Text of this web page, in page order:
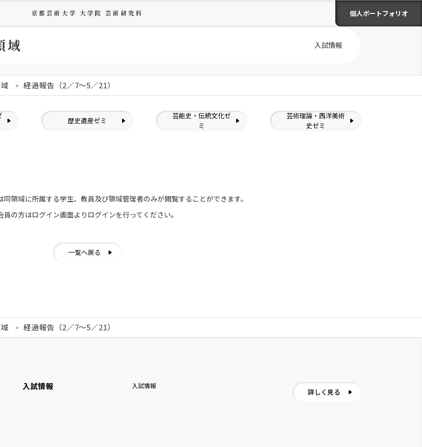
京都芸術大学 大学院 芸術研究科 個人ポートフォリオ
域 入試情報
経過報告（2／7～5／21）
歴史遺産ゼミ
芸能史・伝統文化ゼ
ミ
芸術理論・西洋美術
史ゼミ
同領域に所属する学生、教員及び領域管理者のみが閲覧することができます。
員の方はログイン画面より ログインを行ってください。
一覧へ戻る
経過報告（2／7～5／21）
入試情報 入試情報
詳しく見る